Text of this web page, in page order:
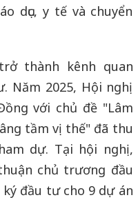
dục, y tế và chuyển
thành kênh quan
Năm 2025, Hội nghị
với chủ đề "Lâm
tầm vị thế" đã thu
dự. Tại hội nghị,
chủ trương đầu
đầu tư cho 9 dự án